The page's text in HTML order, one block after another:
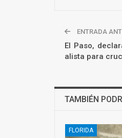
ENTRADA
El Paso,
alista para
TAMBIÉN
FLORIDA